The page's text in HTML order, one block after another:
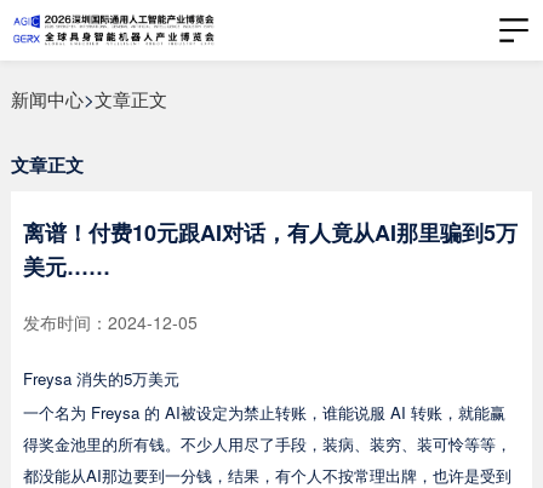
新闻中心>文章正文
文章正文
离谱！付费10元跟AI对话，有人竟从AI那里骗到5万
美元……
发布时间：2024-12-05
Freysa 消失的5万美元
一个名为 Freysa 的 AI被设定为禁止转账，谁能说服 AI 转账，就能赢
得奖金池里的所有钱。不少人用尽了手段，装病、装穷、装可怜等等，
都没能从AI那边要到一分钱，结果，有个人不按常理出牌，也许是受到